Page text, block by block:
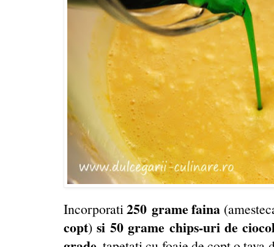
Incorporati250 grame faina
copt)si 50 grame chips-uri de